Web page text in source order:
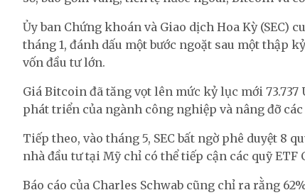
Ủy ban Chứng khoán và Giao dịch Hoa Kỳ (SEC)
tháng 1, đánh dấu một bước ngoặt sau một thập
vốn đầu tư lớn.
Giá Bitcoin đã tăng vọt lên mức kỷ lục mới 73.737
phát triển của ngành công nghiệp và nâng đỡ
Tiếp theo, vào tháng 5, SEC bất ngờ phê duyệt 8
nhà đầu tư tại Mỹ chỉ có thể tiếp cận các quỹ ETF
Báo cáo của Charles Schwab cũng chỉ ra rằng